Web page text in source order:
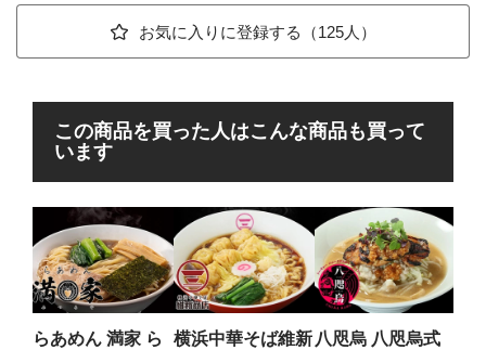
お気に入りに登録する（125人）
この商品を買った人はこんな商品も買って
います
らあめん 満家 ら
横浜中華そば維新 八咫烏 八咫烏式